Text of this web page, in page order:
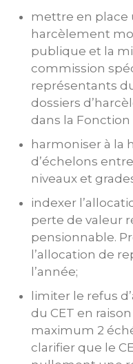
mettre en place
harcèlement
publique et la
commission
représentants
dossiers
dans la
harmoniser à la
d’échelons
niveaux et
indexer
perte de valeur
pensionnable.
l’allocation de
l’année;
limiter le refus
du CET en
maximum 2
clarifier que le